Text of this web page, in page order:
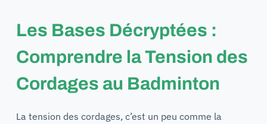
Les Bases Décryptées :
Comprendre la Tension des
Cordages au Badminton
La tension des cordages, c’est un peu comme la